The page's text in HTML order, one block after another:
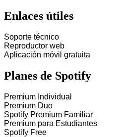
Enlaces útiles
Soporte técnico
Reproductor web
Aplicación móvil gratuita
Planes de Spotify
Premium Individual
Premium Duo
Spotify Premium Familiar
Premium para Estudiantes
Spotify Free